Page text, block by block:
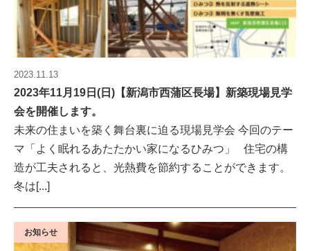
2023.11.13
2023年11月19日(日)【新潟市西蒲区長場】新築現場見学
会を開催します。
未来の住まいを築く舞台裏に迫る現場見学会 今回のテー
マ「よく眠れるあたたかい家になるひみつ」 住宅の構
造が工夫されると、光熱費を節約することができます。
冬は[...]
お知らせ